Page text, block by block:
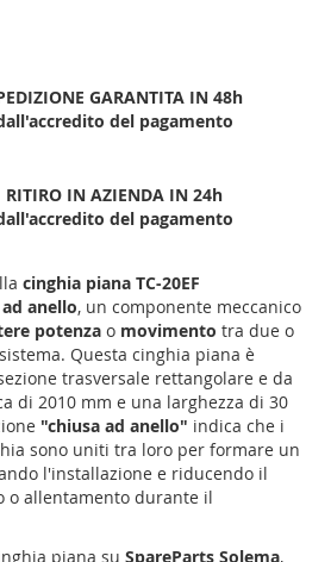
GARANTITA IN 48h
del pagamento
RITIRO IN AZIENDA IN 24h
del pagamento
cinghia piana TC-20EF
anello, un componente meccanico
potenza o movimento tra due o
Questa cinghia piana è
trasversale rettangolare e da
di 2010 mm e una larghezza di 30
"chiusa ad anello" indica che i
sono uniti tra loro per formare un
l'installazione e riducendo il
o allentamento durante il
piana su SpareParts Solema,